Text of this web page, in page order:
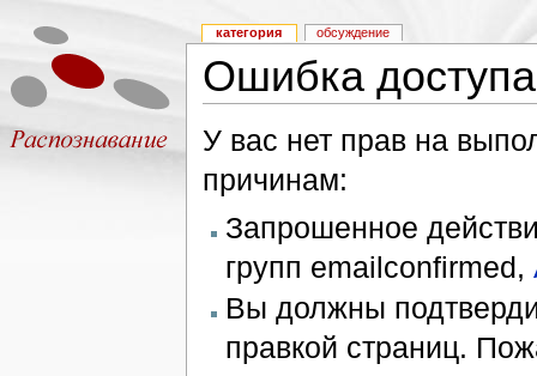
Ошибка доступа
У вас нет прав на
причинам:
Запрошенное
групп emailconfirmed,
Вы должны
правкой страниц.
категория обсуждение